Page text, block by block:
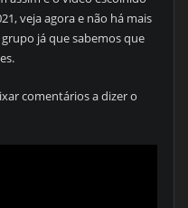
veja agora e não há mais
já que sabemos que
comentários a dizer o